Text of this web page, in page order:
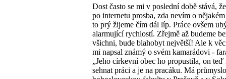
Dost často se mi v poslední době stává,
po internetu prosba, zda nevím o
to prý žijeme čím dál líp. Práce ovšem
alarmující rychlostí. Zřejmě až budeme
všichni, bude blahobyt největší! Ale k
mi napsal známý o svém kamarádovi -
„Jeho církevní obec ho propustila, on teď
sehnat práci a je na pracáku. Má